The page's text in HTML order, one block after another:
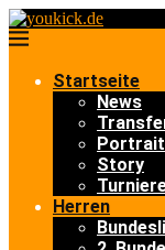
Startseite
News
Portrait
Story
Herren